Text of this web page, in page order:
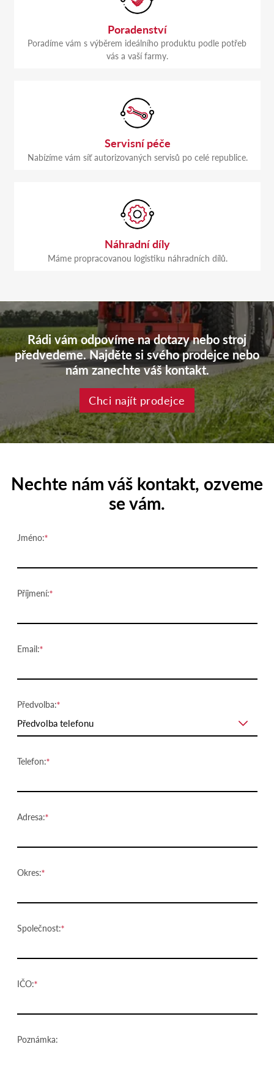
Poradenství
Poradíme vám s výběrem ideálního produktu podle potřeb
vás a vaší farmy.
Servisní péče
Nabízíme vám síť autorizovaných servisů po celé republice.
Náhradní díly
Máme propracovanou logistiku náhradních dílů.
Rádi vám odpovíme na dotazy nebo stroj
předvedeme. Najděte si svého prodejce nebo
nám zanechte váš kontakt.
Chci najít prodejce
Nechte nám váš kontakt, ozveme
se vám.
Jméno:
Příjmení:
Email:
Předvolba:
Předvolba telefonu
Telefon:
Adresa:
Okres:
Společnost:
IČO:
Poznámka: